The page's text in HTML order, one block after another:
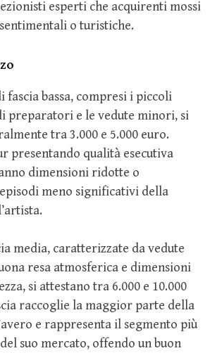
esperti che acquirenti mossi
o turistiche.
bassa, compresi i piccoli
preparatori e le vedute minori, si
tra 3.000 e 5.000 euro.
presentando qualità esecutiva
dimensioni ridotte o
meno significativi della
media, caratterizzate da vedute
resa atmosferica e dimensioni
si attestano tra 6.000 e 10.000
raccoglie la maggior parte della
e rappresenta il segmento più
suo mercato, offendo un buon